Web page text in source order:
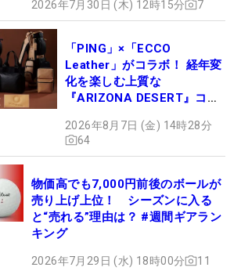
2026年7月30日 (木) 12時15分 7
「PING」×「ECCO
Leather」がコラボ！ 経年変
化を楽しむ上質な
『ARIZONA DESERT』コレ
ュー
2026年8月7日 (金) 14時28分
64
物価高でも7,000円前後のボールが
売り上げ上位！ シーズンに入る
と“売れる”理由は？ #週間ギアラン
キング
2026年7月29日 (水) 18時00分 11